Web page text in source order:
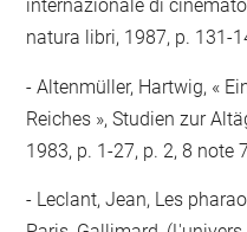
internazionale di
natura libri, 1987, p. 131-
Altenmüller, Hartwig, «
Reiches », Studien zur
1983, p. 1-27, p. 2, 8 note
Leclant, Jean, Les